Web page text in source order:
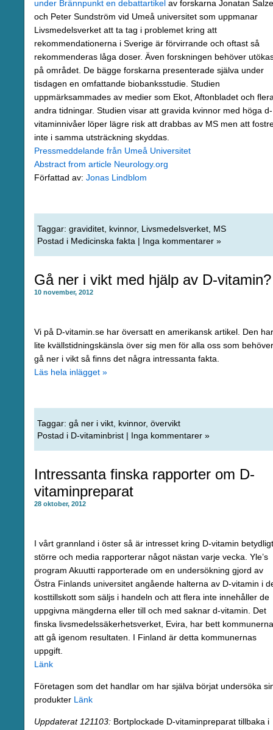
under Brännpunkt en debattartikel av forskarna Jonatan
och Peter Sundström vid Umeå universitet som uppmanar
Livsmedelsverket att ta tag i problemet kring att
rekommendationerna i Sverige är förvirrande och oftast så
rekommenderas låga doser. Även forskningen behöver
på området. De bägge forskarna presenterade själva under
tisdagen en omfattande biobanksstudie. Studien
uppmärksammades av medier som Ekot, Aftonbladet och
andra tidningar. Studien visar att gravida kvinnor med höga d-
vitaminnivåer löper lägre risk att drabbas av MS men att
inte i samma utsträckning skyddas.
Pressmeddelande från Umeå Universitet
Abstract from article Neurology.org
Författad av: Jonas Lindblom
Taggar: graviditet kvinnor, Livsmedelsverket MS
Postad i Medicinska fakta | Inga kommentarer »
Gå ner i vikt med hjälp av D-vitamin?
10 november, 2012
Vi på D-vitamin.se har översatt en amerikansk artikel. Den har
lite kvällstidningskänsla över sig men för alla oss som behöver
gå ner i vikt så finns det några intressanta fakta.
Läs hela inlägget »
Taggar: gå ner i vikt kvinnor, övervikt
Postad i D-vitaminbrist | Inga kommentarer »
Intressanta finska rapporter om D-
vitaminpreparat
28 oktober, 2012
I vårt grannland i öster så är intresset kring D-vitamin betydligt
större och media rapporterar något nästan varje vecka. Yle’s
program Akuutti rapporterade om en undersökning gjord av
Östra Finlands universitet angående halterna av D-vitamin i
kosttillskott som säljs i handeln och att flera inte innehåller de
uppgivna mängderna eller till och med saknar d-vitamin. Det
finska livsmedelssäkerhetsverket, Evira, har bett kommunerna
att gå igenom resultaten. I Finland är detta kommunernas
uppgift.
Länk
Företagen som det handlar om har själva börjat undersöka
produkter Länk
Uppdaterat 121103: Bortplockade D-vitaminpreparat tillbaka i